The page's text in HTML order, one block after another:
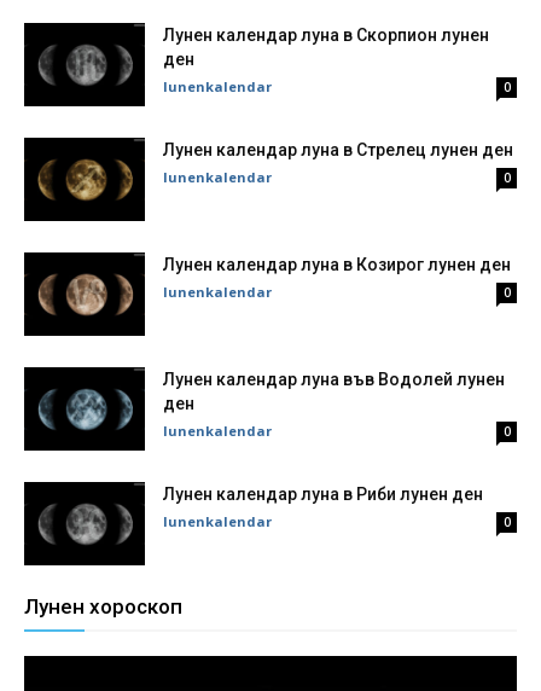
Лунен календар луна в Скорпион лунен
ден
lunenkalendar 0
Лунен календар луна в Стрелец лунен ден
lunenkalendar 0
Лунен календар луна в Козирог лунен ден
lunenkalendar 0
Лунен календар луна във Водолей лунен
ден
lunenkalendar 0
Лунен календар луна в Риби лунен ден
lunenkalendar 0
Лунен хороскоп